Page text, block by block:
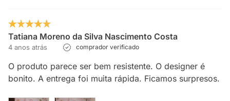
Tatiana Moreno da Silva Nascimento Costa
4 anos atrás comprador verificado
O produto parece ser bem resistente. O designer é
bonito. A entrega foi muita rápida. Ficamos surpresos.